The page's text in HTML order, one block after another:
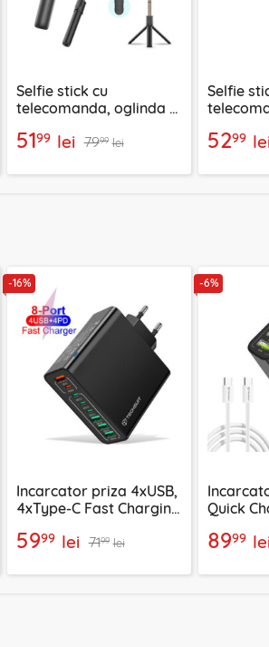
Selfie stick cu
telecomanda, oglinda si
5199 lei 7999 lei
Selfie
5299 lei
-16%
Incarcator priza 4xUSB,
4xType-C Fast Charging
negru, CHPD224
5999 lei 7199 lei
-6%
Quick
negru,
8999 lei